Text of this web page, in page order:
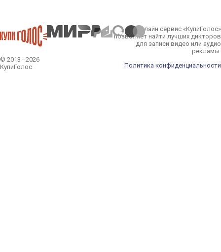
© 2013 - 2026
КупиГолос
Онлайн сервис «КупиГолос»
позволяет найти лучших дикторов
для записи видео или аудио
рекламы.
Политика конфиденциальности